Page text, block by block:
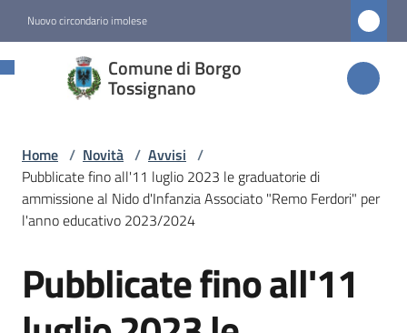
Nuovo circondario imolese
Comune di Borgo
Tossignano
Comune di
Borgo
Amministrazione
Menu selezionato
Servizi
Home / Novità / Avvisi /
Pubblicate fino all'11 luglio 2023 le graduatorie di
ammissione al Nido d'Infanzia Associato "Remo Ferdori" per
l'anno educativo 2023/2024
Salta al contenuto
Pubblicate fino all'11